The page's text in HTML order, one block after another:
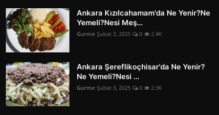
Ankara Kızılcahamam'da Ne Yenir?Ne
Yemeli?Nesi Meş...
Gurme Şubat 3, 2025 0 2.4K
Ankara Şereflikoçhisar'da Ne Yenir?
Ne Yemeli?Nesi ...
Gurme Şubat 3, 2025 0 2.3K